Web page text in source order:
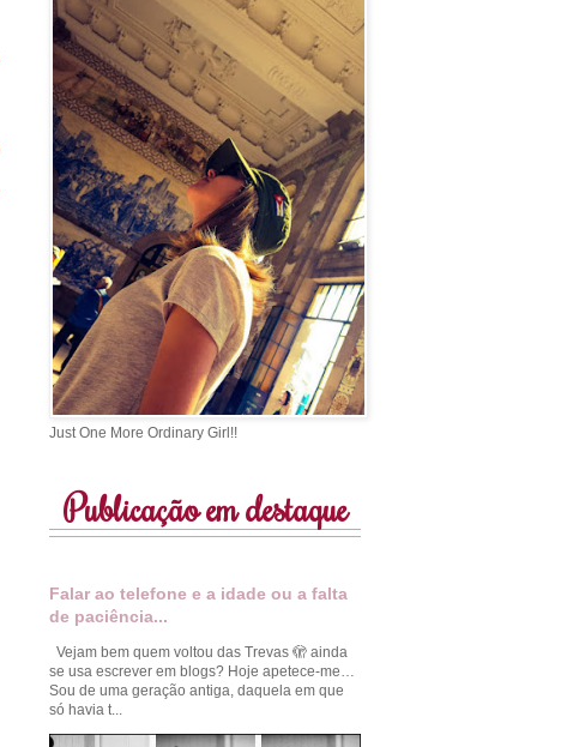
Just One More Ordinary Girl!!
Publicação em destaque
Falar ao telefone e a idade ou a falta
de paciência...
Vejam bem quem voltou das Trevas 🫣 ainda
se usa escrever em blogs? Hoje apetece-me…
Sou de uma geração antiga, daquela em que
só havia t...